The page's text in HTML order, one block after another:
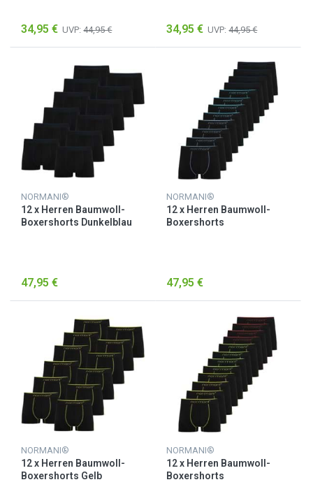
34,95 € UVP: 44,95 € 34,95 € UVP: 44,95 €
NORMANI®
12 x Herren Baumwoll-
Boxershorts Dunkelblau
47,95 €
NORMANI®
12 x Herren Baumwoll-
Boxershorts
47,95 €
NORMANI®
12 x Herren Baumwoll-
Boxershorts Gelb
NORMANI®
12 x Herren Baumwoll-
Boxershorts